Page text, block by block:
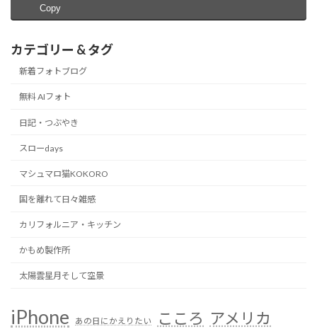
Copy
カテゴリー & タグ
新着フォトブログ
無料 AIフォト
日記・つぶやき
スローdays
マシュマロ猫KOKORO
国を離れて日々雑感
カリフォルニア・キッチン
かもめ製作所
太陽雲星月そして空景
iPhone あの日にかえりたい こころ アメリカ